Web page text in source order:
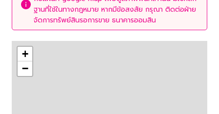
ฐานที่ใช้ในทางกฎหมาย หากมีข้อสงสัย กรุณา ติดต่อฝ่าย
จัดการทรัพย์สินรอการขาย ธนาคารออมสิน
+
−